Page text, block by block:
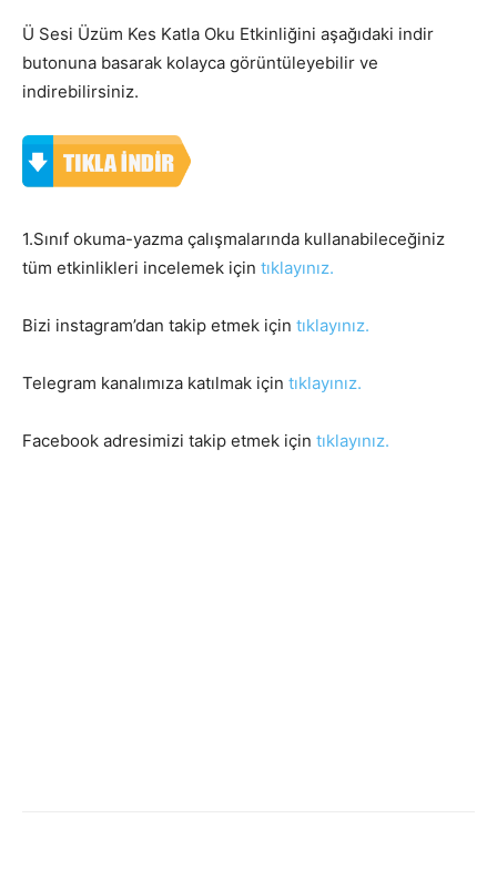
Ü Sesi Üzüm Kes Katla Oku Etkinliğini aşağıdaki indir
butonuna basarak kolayca görüntüleyebilir ve
indirebilirsiniz.
1.Sınıf okuma-yazma çalışmalarında kullanabileceğiniz
tüm etkinlikleri incelemek için tıklayınız.
Bizi instagram’dan takip etmek için tıklayınız.
Telegram kanalımıza katılmak için tıklayınız.
Facebook adresimizi takip etmek için tıklayınız.